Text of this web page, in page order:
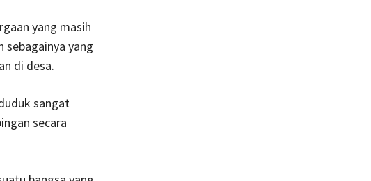
yang masih
yang
di desa.
sangat
secara